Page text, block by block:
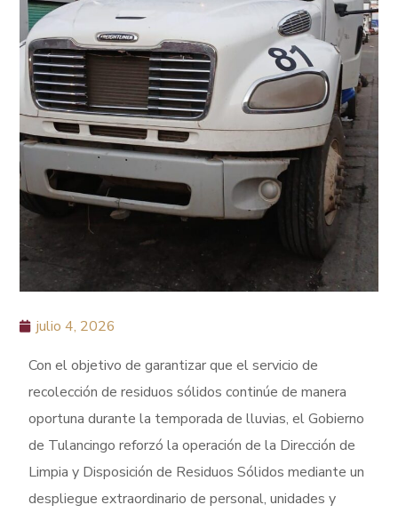
julio 4, 2026
Con el objetivo de garantizar que el servicio de
recolección de residuos sólidos continúe de manera
oportuna durante la temporada de lluvias, el Gobierno
de Tulancingo reforzó la operación de la Dirección de
Limpia y Disposición de Residuos Sólidos mediante un
despliegue extraordinario de personal, unidades y